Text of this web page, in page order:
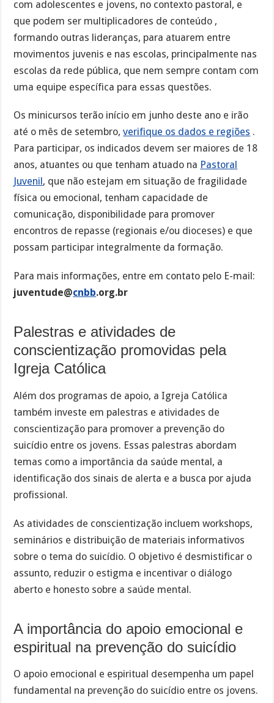
com adolescentes e jovens, no contexto pastoral, e
que podem ser multiplicadores de conteúdo ,
formando outras lideranças, para atuarem entre
movimentos juvenis e nas escolas, principalmente nas
escolas da rede pública, que nem sempre contam com
uma equipe específica para essas questões.
Os minicursos terão início em junho deste ano e irão
até o mês de setembro,verifique os dados e regiões .
Para participar, os indicados devem ser maiores de 18
anos, atuantes ou que tenham atuado na Pastoral
Juvenil , que não estejam em situação de fragilidade
física ou emocional, tenham capacidade de
comunicação, disponibilidade para promover
encontros de repasse (regionais e/ou dioceses) e que
possam participar integralmente da formação.
Para mais informações, entre em contato pelo E-mail:
juventude@cnbb.org.br
Palestras e atividades de
conscientização promovidas pela
Igreja Católica
Além dos programas de apoio, a Igreja Católica
também investe em palestras e atividades de
conscientização para promover a prevenção do
suicídio entre os jovens. Essas palestras abordam
temas como a importância da saúde mental, a
identificação dos sinais de alerta e a busca por ajuda
profissional.
As atividades de conscientização incluem workshops,
seminários e distribuição de materiais informativos
sobre o tema do suicídio. O objetivo é desmistificar o
assunto, reduzir o estigma e incentivar o diálogo
aberto e honesto sobre a saúde mental.
A importância do apoio emocional e
espiritual na prevenção do suicídio
O apoio emocional e espiritual desempenha um papel
fundamental na prevenção do suicídio entre os jovens.